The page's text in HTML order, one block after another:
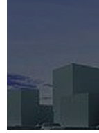
文化艺术
集团网